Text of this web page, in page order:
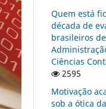
Quem está
década de
brasileiros
Ciências
2595
Motivação
sob a ótica